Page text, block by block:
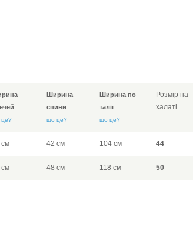
Ширина
спини
що це?
Ширина по
талії
що це?
Розмір на
халаті
см 42 см 104 см 44
см 48 см 118 см 50